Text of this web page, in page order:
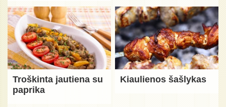
Troškinta jautiena su
paprika
Kiaulienos šašlykas